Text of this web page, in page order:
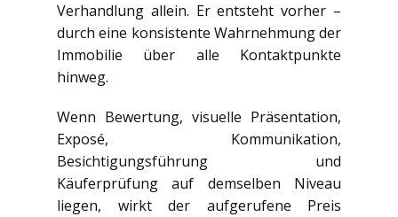
Verhandlung allein. Er entsteht vorher –
durch eine konsistente Wahrnehmung der
Immobilie über alle Kontaktpunkte
hinweg.
Wenn Bewertung, visuelle Präsentation,
Exposé, Kommunikation,
Besichtigungsführung und
Käuferprüfung auf demselben Niveau
liegen, wirkt der aufgerufene Preis